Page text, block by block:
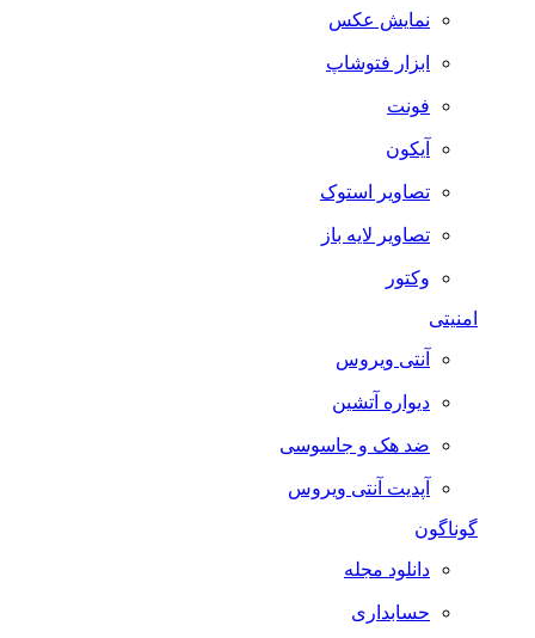
نمایش عکس
ابزار فتوشاپ
فونت
آیکون
تصاویر استوک
تصاویر لایه باز
وکتور
آنتی ویروس
دیواره آتشین
ضد هک و جاسوسی
آپدیت آنتی ویروس
گوناگون
دانلود مجله
حسابداری